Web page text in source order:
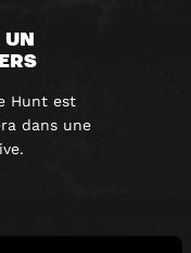
UN
Hunt est
dans une